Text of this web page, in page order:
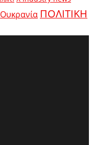
Ουκρανία ΠΟΛΙΤΙΚΗ